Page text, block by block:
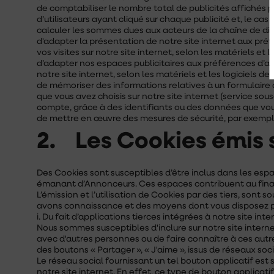
de comptabiliser le nombre total de publicités affichés
d’utilisateurs ayant cliqué sur chaque publicité et, le
calculer les sommes dues aux acteurs de la chaîne de
d'adapter la présentation de notre site internet aux
vos visites sur notre site internet, selon les matériels et
d’adapter nos espaces publicitaires aux préférences
notre site internet, selon les matériels et les logiciels
de mémoriser des informations relatives à un
que vous avez choisis sur notre site internet (service
compte, grâce à des identifiants ou des données que
de mettre en œuvre des mesures de sécurité, par
2. Les Cookies
Des Cookies sont susceptibles d’être inclus dans les
émanant d’Annonceurs. Ces espaces contribuent au
L’émission et l’utilisation de Cookies par des tiers, sont
avons connaissance et des moyens dont vous disposez
i. Du fait d’applications tierces intégrées à notre site
Nous sommes susceptibles d'inclure sur notre site
avec d'autres personnes ou de faire connaître à ces
des boutons « Partager », « J'aime », issus de réseaux
Le réseau social fournissant un tel bouton applicatif est
notre site internet. En effet, ce type de bouton